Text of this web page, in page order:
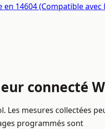
14604 (Compatible avec
connecté
Les mesures collectées
programmés sont